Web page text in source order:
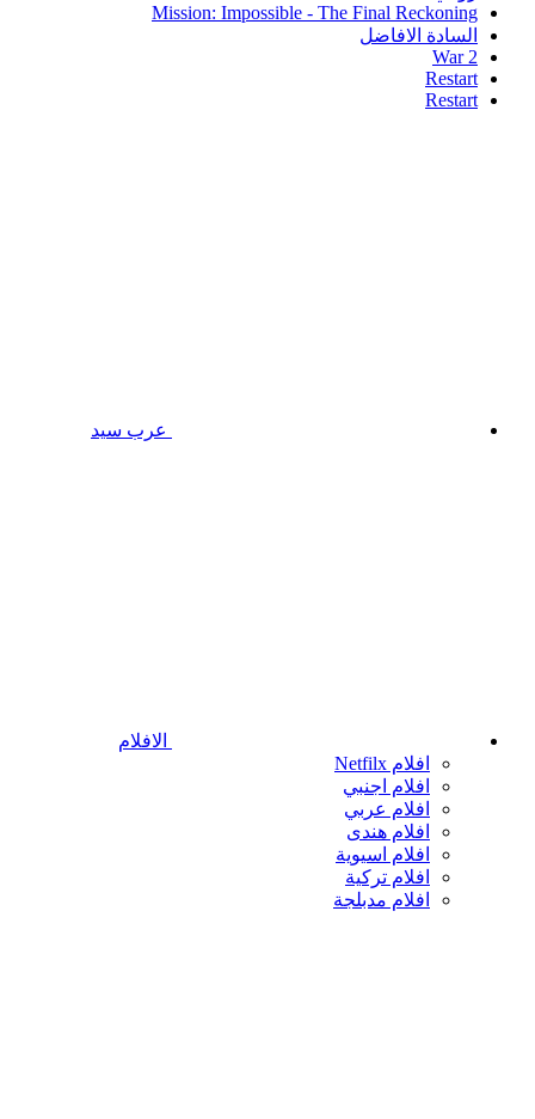
Mission: Impossible - The Final Reckoning
السادة الافاضل
War 2
Restart
Restart
عرب سيد
الافلام
افلام Netfilx
افلام اجنبي
افلام عربي
افلام هندى
افلام اسيوية
افلام تركية
افلام مدبلجة